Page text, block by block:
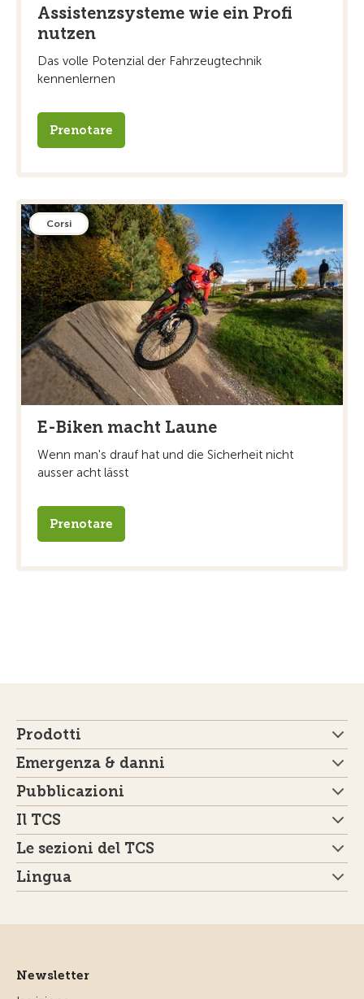
Assistenzsysteme wie ein Profi
nutzen
Das volle Potenzial der Fahrzeugtechnik
kennenlernen
Prenotare
Corsi
E-Biken macht Laune
Wenn man's drauf hat und die Sicherheit nicht
ausser acht lässt
Prenotare
Prodotti
Emergenza & danni
Pubblicazioni
Il TCS
Le sezioni del TCS
Lingua
Newsletter